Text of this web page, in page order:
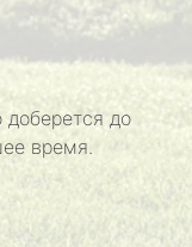
до
время.